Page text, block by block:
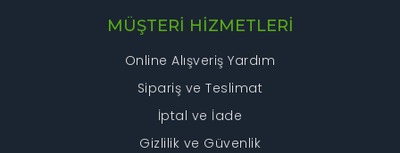
MÜŞTERİ HİZMETLERİ
Online Alışveriş Yardım
Sipariş ve Teslimat
İptal ve İade
Gizlilik ve Güvenlik